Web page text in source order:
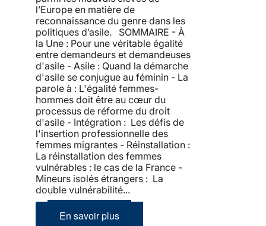
l’Europe en matière de
reconnaissance du genre dans les
politiques d’asile. SOMMAIRE - À
la Une : Pour une véritable égalité
entre demandeurs et demandeuses
d'asile - Asile : Quand la démarche
d'asile se conjugue au féminin - La
parole à : L'égalité femmes-
hommes doit être au cœur du
processus de réforme du droit
d'asile - Intégration : Les défis de
l'insertion professionnelle des
femmes migrantes - Réinstallation :
La réinstallation des femmes
vulnérables : le cas de la France -
Mineurs isolés étrangers : La
double vulnérabilité...
En savoir plus